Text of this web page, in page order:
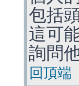
包括
這可
詢問
回頂端